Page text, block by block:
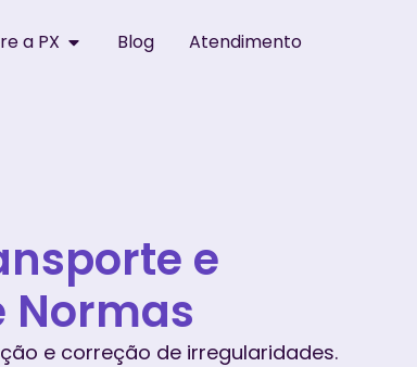
a PX Blog Atendimento
e
Normas
e correção de irregularidades.